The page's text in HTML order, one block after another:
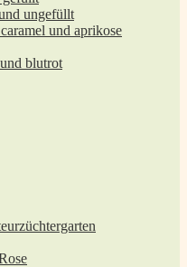
ungefüllt
und aprikose
blutrot